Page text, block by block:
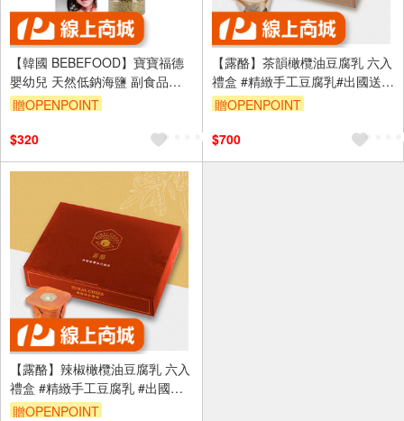
【韓國 BEBEFOOD】寶寶福德
嬰幼兒 天然低鈉海鹽 副食品調
味(120g)
贈OPENPOINT
$320
【露酪】茶韻橄欖油豆腐乳 六入
禮盒 #精緻手工豆腐乳#出國送禮
首選#風味獨特
贈OPENPOINT
$700
【露酪】辣椒橄欖油豆腐乳 六入
禮盒 #精緻手工豆腐乳 #出國送
禮首選 #風味獨特
贈OPENPOINT